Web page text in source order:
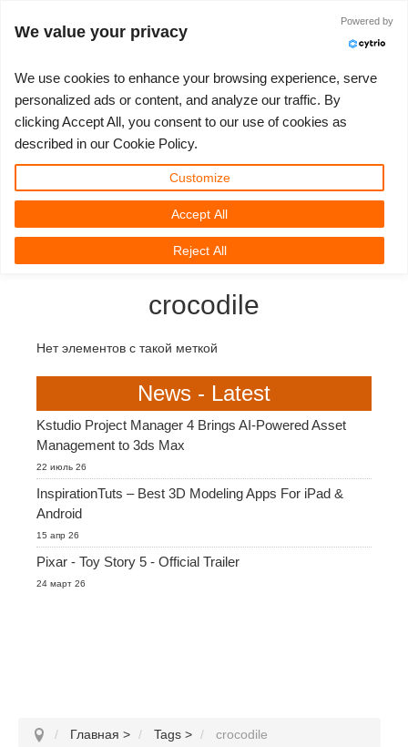
SUPPORT TICKET
Show Tickets
МОЙ REBUS
ControlCenter
Unlimited Render
Support Ticket
История платежей
Редактировать профиль
TeamManager
3D ARTIST OF THE YEAR
2023
2021
2019
2017
КОНКУРСЫ
Creative 3D Lab. Challenge
Memories Challenge
Summer Vibes 3D Challenge
СООБЩЕСТВО
Блог
RebusArt
3D Artist of the Month
ПОДДЕРЖКА
Видео пособия
FAQ
Соглашение о конфидециальности
ЦЕНЫ
Цены и скидки
Неограниченная аренда рендеринга
3D ПРОГРАММЫ
3ds Max
Maya
V-Ray
Redshift
Arnold
Octane
Mental Ray
Softimage
НАЧАТЬ
Краткое руководство
TeamManager
Войти
RebusFarm News
3D Community
3D Film News
crocodile
Нет элементов с такой меткой
News - Latest
Kstudio Project Manager 4 Brings AI-Powered Asset
Management to 3ds Max
22 июль 26
InspirationTuts – Best 3D Modeling Apps For iPad &
Android
15 апр 26
Pixar - Toy Story 5 - Official Trailer
24 март 26
Главная > Tags > crocodile
We value your privacy
Powered by
We use cookies to enhance your browsing experience, serve
personalized ads or content, and analyze our traffic. By
clicking Accept All, you consent to our use of cookies as
described in our Cookie Policy.
Customize
Reject All
Accept All